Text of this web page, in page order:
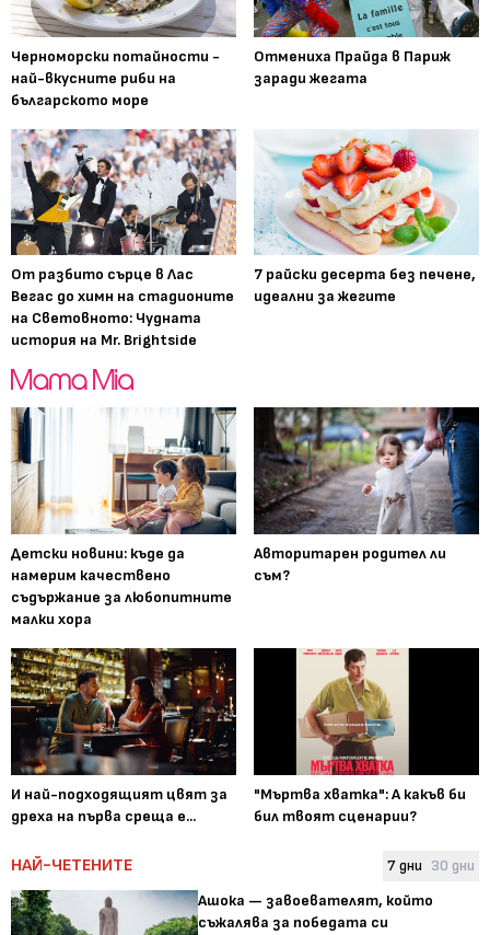
Черноморски потайности -
най-вкусните риби на
българското море
Отмениха Прайда в Париж
заради жегата
От разбито сърце в Лас
Вегас до химн на стадионите
на Световното: Чудната
история на Mr. Brightside
7 райски десерта без печене,
идеални за жегите
Детски новини: къде да
намерим качествено
съдържание за любопитните
малки хора
Авторитарен родител ли
съм?
И най-подходящият цвят за
дреха на първа среща е...
"Мъртва хватка": А какъв би
бил твоят сценарии?
НАЙ-ЧЕТЕНИТЕ 7 дни 30 дни
Ашока — завоевателят, който
съжалява за победата си